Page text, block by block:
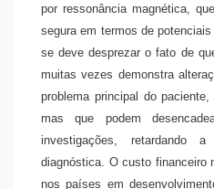
por ressonância magnética,
segura em termos de
se deve desprezar o fato de
muitas vezes demonstra
problema principal do paciente,
mas que podem
investigações, retardando
diagnóstica. O custo financeiro
nos países em